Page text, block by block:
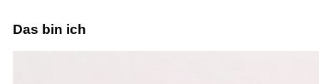
Das bin ich